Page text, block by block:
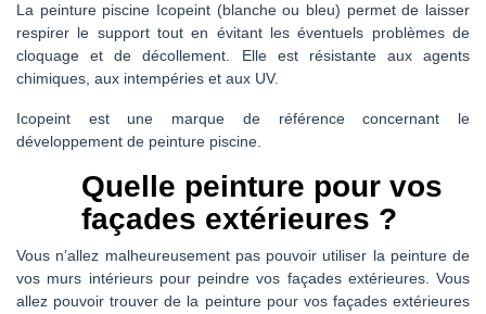
La peinture piscine Icopeint (blanche ou bleu) permet de laisser
respirer le support tout en évitant les éventuels problèmes de
cloquage et de décollement. Elle est résistante aux agents
chimiques, aux intempéries et aux UV.
Icopeint est une marque de référence concernant le
développement de peinture piscine.
Quelle peinture pour vos
façades extérieures ?
Vous n’allez malheureusement pas pouvoir utiliser la peinture de
vos murs intérieurs pour peindre vos façades extérieures. Vous
allez pouvoir trouver de la peinture pour vos façades extérieures